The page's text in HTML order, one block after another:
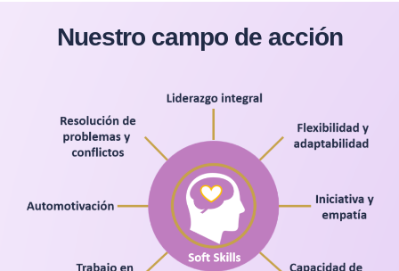
Nuestro campo de acción